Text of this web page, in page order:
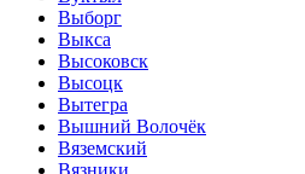
Выборг
Выкса
Высоковск
Высоцк
Вытегра
Вышний Волочёк
Вяземский
Вязники